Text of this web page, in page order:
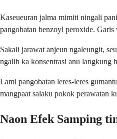
Kaseueuran jalma mimiti ningali
pangobatan benzoyl peroxide.
Sakali jarawat anjeun ngaleungit,
ngalih ka konsentrasi anu langkung
Lami pangobatan leres-leres
mangpaat salaku pokok perawatan
Naon Efek Samping